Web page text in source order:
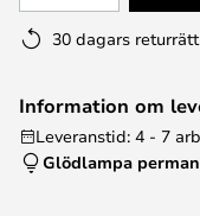
30 dagars returrätt
Information om
Leveranstid: 4 - 7
Glödlampa